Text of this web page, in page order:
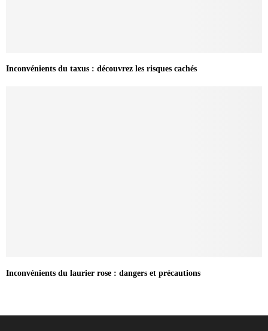
Inconvénients du taxus : découvrez les risques cachés
Inconvénients du laurier rose : dangers et précautions